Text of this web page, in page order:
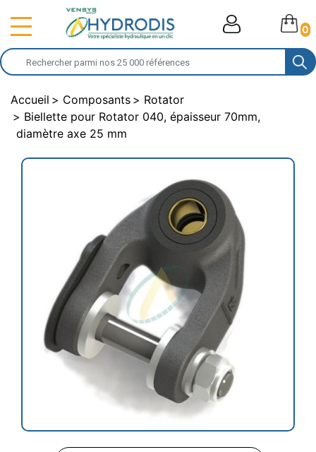
0
Accueil Composants
Rotator
Biellette pour Rotator 040, épaisseur 70mm,
diamètre axe 25 mm